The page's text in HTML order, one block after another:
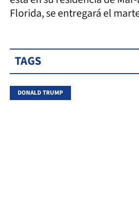
Florida, se entregará el
TAGS
DONALD TRUMP